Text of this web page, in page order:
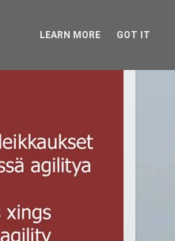
LEARN MORE GOT IT